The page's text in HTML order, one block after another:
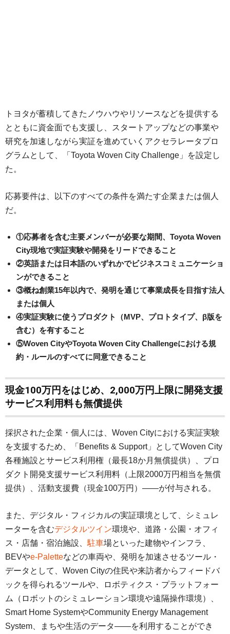
トヨタが蓄積してきたノウハウやリソースなどを提供する
とともに資金面でも支援し、スタートアップなどの事業や
研究を加速しながら実証を進めていくアクセラレータプロ
グラムとして、「Toyota Woven City Challenge」を設定し
た。
応募要件は、以下のすべての条件を満たす企業または個人
だ。
①応募者を含む主要メンバーが必要な期間、Toyota Woven
City現地で実証実験や開発をリードできること
②英語または日本語のいずれかでビジネスコミュニケーショ
ンができること
③概ね創業15年以内で、発明を通じて事業成長を目指す法人
または個人
④実証実験に使うプロダクト（MVP、プロトタイプ、β版を
含む）を有すること
⑤Woven CityやToyota Woven City Challengeにおける規
約・ルールのすべてに同意できること
現金100万円をはじめ、2,000万円上限に開発支援
サービス利用料も無償提供
採択された企業・個人には、Woven Cityにおける実証実験
を支援するため、「Benefits & Support」としてWoven City
各種施設とサービス利用権（最長18か月無償提供）、プロ
ダクト開発支援サービス利用料（上限2000万円相当を無償
提供）、活動支援費（現金100万円）――が付与される。
また、デジタル・フィジカルの実証環境として、シミュレ
ーターを含むデジタルツイン環境や、道路・公園・オフィ
ス・店舗・宿泊施設、 駐車場といった建物やインフラ、
BEVやe-Paletteなどの車両や、発明を加速させるツール・
データとして、Woven Cityの住民や来訪者からフィードバ
ックを得られるツールや、ロボティクス・プラットフォー
ム（ロボットのシミュレーション環境や遠隔操作環境）、
Smart Home SystemやCommunity Energy Management
System、まちや生活のデータ――を利用することができ